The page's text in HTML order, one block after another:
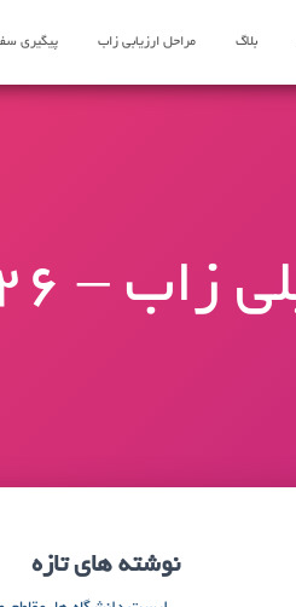
بلاگ مراحل ارزیابی زاب پیگیری
پرسش و پاسخ ارزیابی مدرک
نوشته های تازه